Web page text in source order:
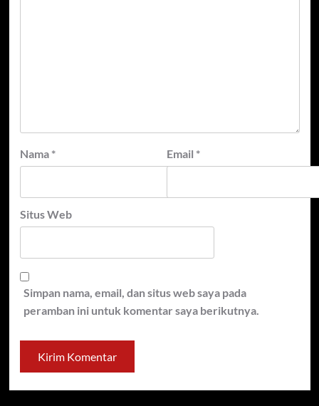
Nama * Email *
Situs Web
Simpan nama, email, dan situs web saya pada
peramban ini untuk komentar saya berikutnya.